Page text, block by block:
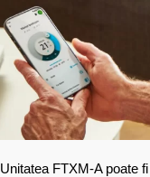
Unitatea FTXM-A poate